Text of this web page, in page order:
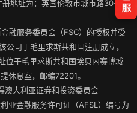
地址为：英国伦敦市城市路30号3
融服务委员会（FSC）的授权并受
司于毛里求斯共和国注册成立，
位于毛里求斯共和国埃贝内赛博城
休息室，邮编72201。
大利亚证券和投资委员会
亚金融服务许可证（AFSL）编号为